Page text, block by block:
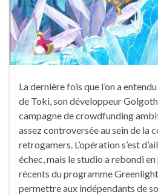
La dernière fois que l’on a
de Toki, son développeur
campagne de crowdfunding
assez controversée au sein de la
retrogamers. L’opération s’est
échec, mais le studio a rebondi
récents du programme Greenlight
permettre aux indépendants de